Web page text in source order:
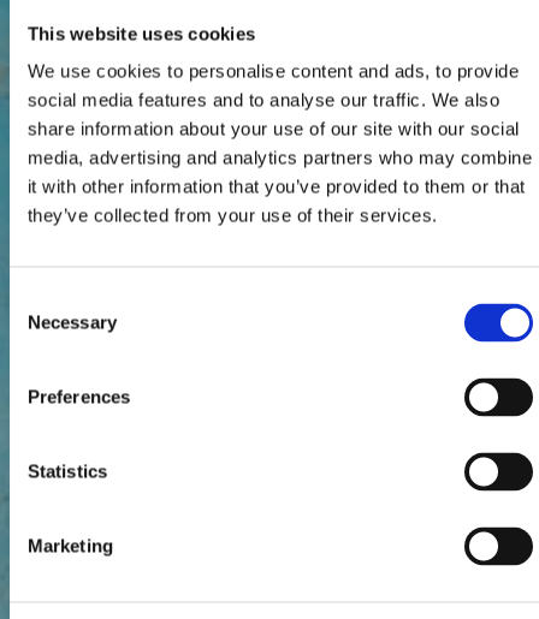
This website uses cookies
We use cookies to personalise content and ads, to provide
social media features and to analyse our traffic. We also
share information about your use of our site with our social
media, advertising and analytics partners who may combine
it with other information that you’ve provided to them or that
they’ve collected from your use of their services.
Selection
Necessary
Preferences
Statistics
Marketing